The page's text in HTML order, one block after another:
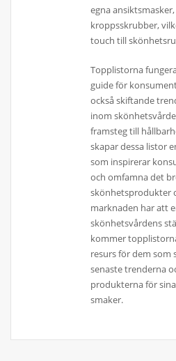
egna
kroppsskrubber,
touch till
Topplistorna
guide för
också skiftande
inom
framsteg till
skapar dessa listor
som inspirerar
och omfamna det
skönhetsprodukter
marknaden har att
skönhetsvårdens
kommer
resurs för dem som
senaste trenderna
produkterna för
smaker.